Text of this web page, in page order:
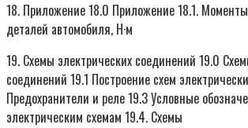
18. Приложение 18.0 Приложение 18.1.
деталей автомобиля, Н·м
19. Схемы электрических соединений 19.0
соединений 19.1 Построение схем
Предохранители и реле 19.3 Условные
электрическим схемам 19.4. Схемы